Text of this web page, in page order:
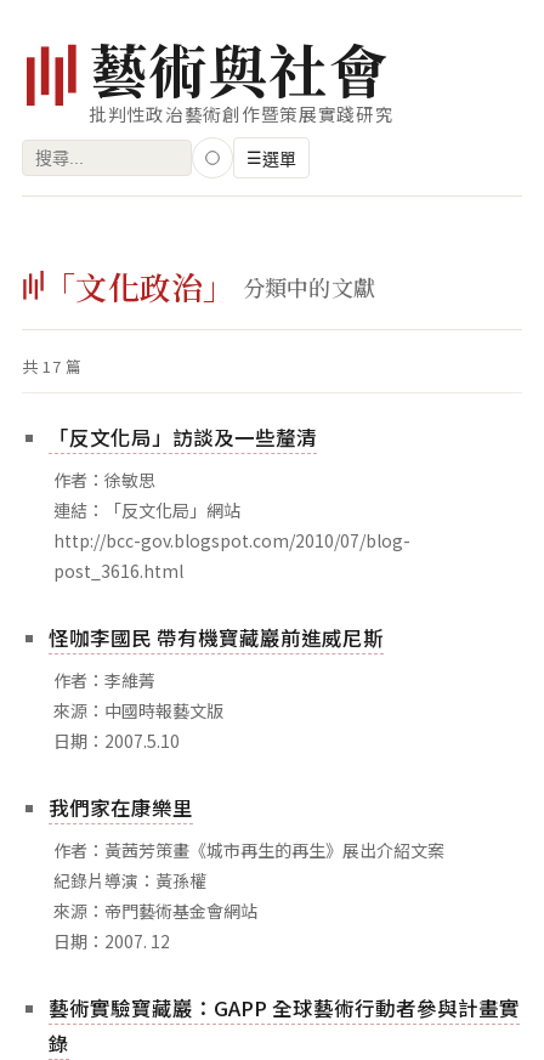
藝術與社會
批判性政治藝術創作暨策展實踐研究
搜
字:
☰選單
藝術家
創作類型
專題
關鍵字
標籤雲
相關網站
關於本站
團隊成員
出版品
「文化政治」 分類中的文獻
共 17 篇
「反文化局」訪談及一些釐清
作者：徐敏思
連結：「反文化局」網站
http://bcc-gov.blogspot.com/2010/07/blog-
post_3616.html
怪咖李國民 帶有機寶藏巖前進威尼斯
作者：李維菁
來源：中國時報藝文版
日期：2007.5.10
我們家在康樂里
作者：黃茜芳策畫《城市再生的再生》展出介紹文案
紀錄片導演：黃孫權
來源：帝門藝術基金會網站
日期：2007. 12
藝術實驗寶藏巖：GAPP 全球藝術行動者參與計畫實
錄